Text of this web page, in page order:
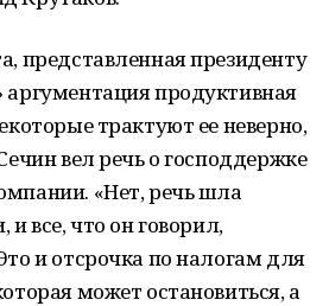
представленная президенту
аргументация продуктивная
трактуют ее неверно,
вел речь о господдержке
«Нет, речь шла
все, что он говорил,
и отсрочка по налогам для
может остановиться, а